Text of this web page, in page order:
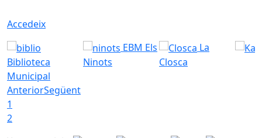
Accedeix
Biblioteca
Municipal
EBM Els
Ninots
La
Closca
AnteriorSegüent
1
2